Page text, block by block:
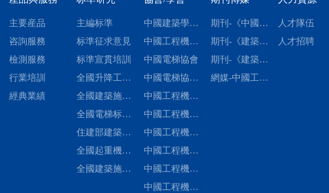
主要産品
咨詢服務
檢測服務
行業培訓
經典業績
主編标準
标準征求意見
标準宣貫培訓
全國升降工作
平台标準化技
術委員會
全國建築施工
機械與設備标
準化技術委員
會
全國電梯标準
化技術委員會
住建部建築施
工安全标準化
技術委員會
全國起重機械
标準化技術委
全國建築施工
中國建築學會
建築施工分會
中國工程機械
學會樁工機械
分會
中國電梯協會
中國電梯協會
标準化委員會
中國工程機械
工業協會工程
建材制品機械
分會
中國工程機械
工業協會鋼筋
及預應力機械
分會
中國工程機械
工業協會裝修
與高空作業機
械分會
中國工程機械
工業協會停車
設備分會
中國工程機械
工業協會施工
中國工程機械
期刊-《中國電
梯》
期刊-《建築機
械化》
期刊-《建築機
械》
網媒-中國工程
人才隊伍
人才招聘